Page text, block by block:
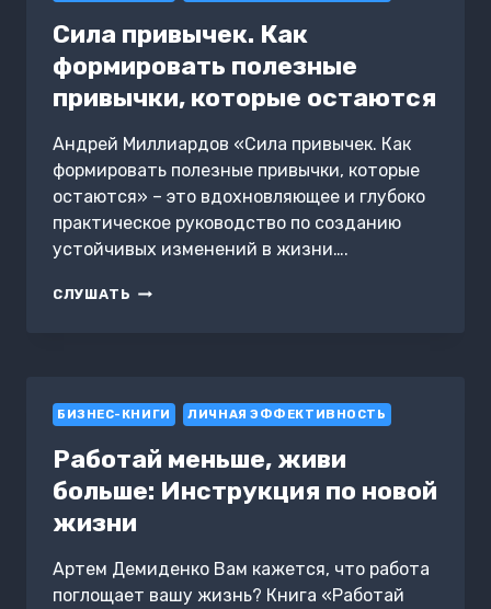
Сила привычек. Как
формировать полезные
привычки, которые остаются
Андрей Миллиардов «Сила привычек. Как
формировать полезные привычки, которые
остаются» – это вдохновляющее и глубоко
практическое руководство по созданию
устойчивых изменений в жизни….
СЛУШАТЬ СИЛА
КОТОРЫЕ
БИЗНЕС-КНИГИ ЛИЧНАЯ ЭФФЕКТИВНОСТЬ
Работай меньше, живи
больше: Инструкция по новой
жизни
Артем Демиденко Вам кажется, что работа
поглощает вашу жизнь? Книга «Работай